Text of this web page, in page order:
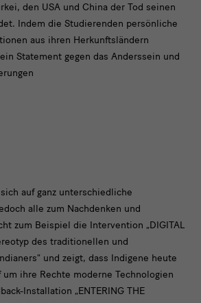
den USA und China der Tod seinen
Indem die Studierenden persönliche
aus ihren Herkunftsländern
Statement gegen das Anderssein und
auf ganz unterschiedliche
alle zum Nachdenken und
zum Beispiel die Intervention „DIGITAL
des traditionellen und
und zeigt, dass Indigene heute
um ihre Rechte moderne Technologien
Installation „ENTERING THE